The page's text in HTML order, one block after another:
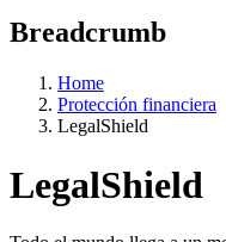
Breadcrumb
Home
Protección financiera
LegalShield
LegalShield